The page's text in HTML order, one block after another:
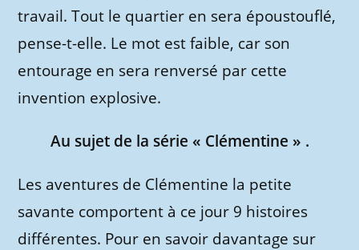
travail. Tout le quartier en sera époustouflé,
pense-t-elle. Le mot est faible, car son
entourage en sera renversé par cette
invention explosive.
Au sujet de la série « Clémentine » .
Les aventures de Clémentine la petite
savante comportent à ce jour 9 histoires
différentes. Pour en savoir davantage sur